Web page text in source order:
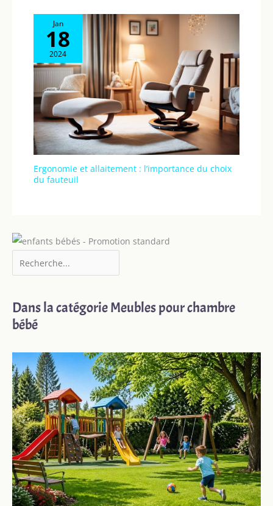
Jan
18
2024
Ergonomie et allaitement : l’importance du choix
du fauteuil
Dans la catégorie Meubles pour chambre
bébé